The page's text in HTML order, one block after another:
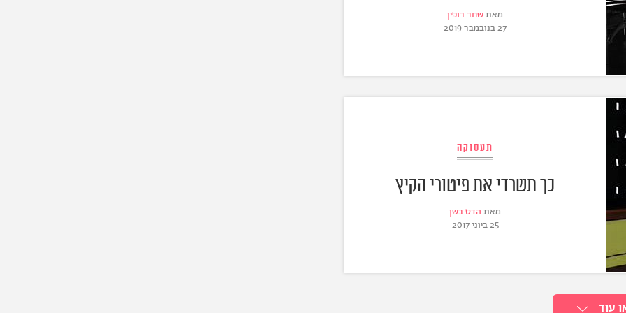
מאתשחר רופין
27 בנובמבר 2019
תעסוקה
כך תשרדי את פיטורי הקיץ
מאת הדס בשן
25 ביוני 2017
עוד